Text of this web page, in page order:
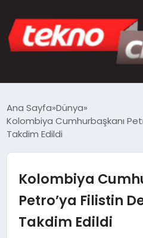
TEKNOLOJI
SAĞLIK
Ana Sayfa Dünya
Kolombiya Cumhurbaşkanı
Takdim Edildi
Kolombiya
Petro’ya Filistin
Takdim Edildi